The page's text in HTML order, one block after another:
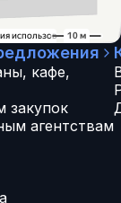
кафе,
закупок
агентствам